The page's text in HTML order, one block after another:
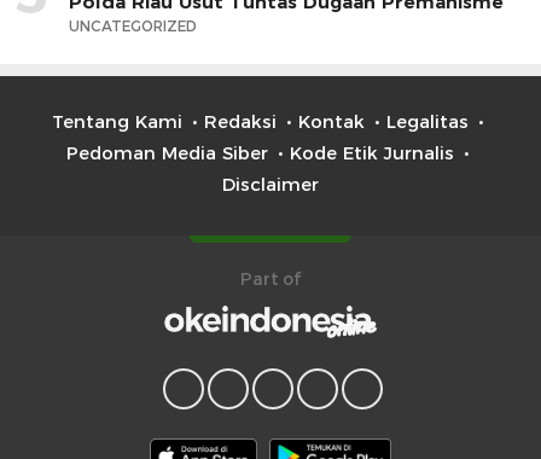
UNCATEGORIZED
Tentang Kami Redaksi Kontak
Legalitas
Pedoman Media Siber
Kode Etik Jurnalis
Disclaimer
Part of